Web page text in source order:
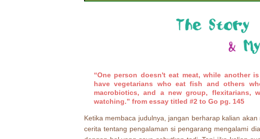
“One person doesn't eat meat, while another
have vegetarians who eat fish and others
macrobiotics, and a new group, flexitarians,
watching.” from essay titled #2 to Go pg. 145
Ketika membaca judulnya, jangan berharap kalian
cerita tentang pengalaman si pengarang mengalami